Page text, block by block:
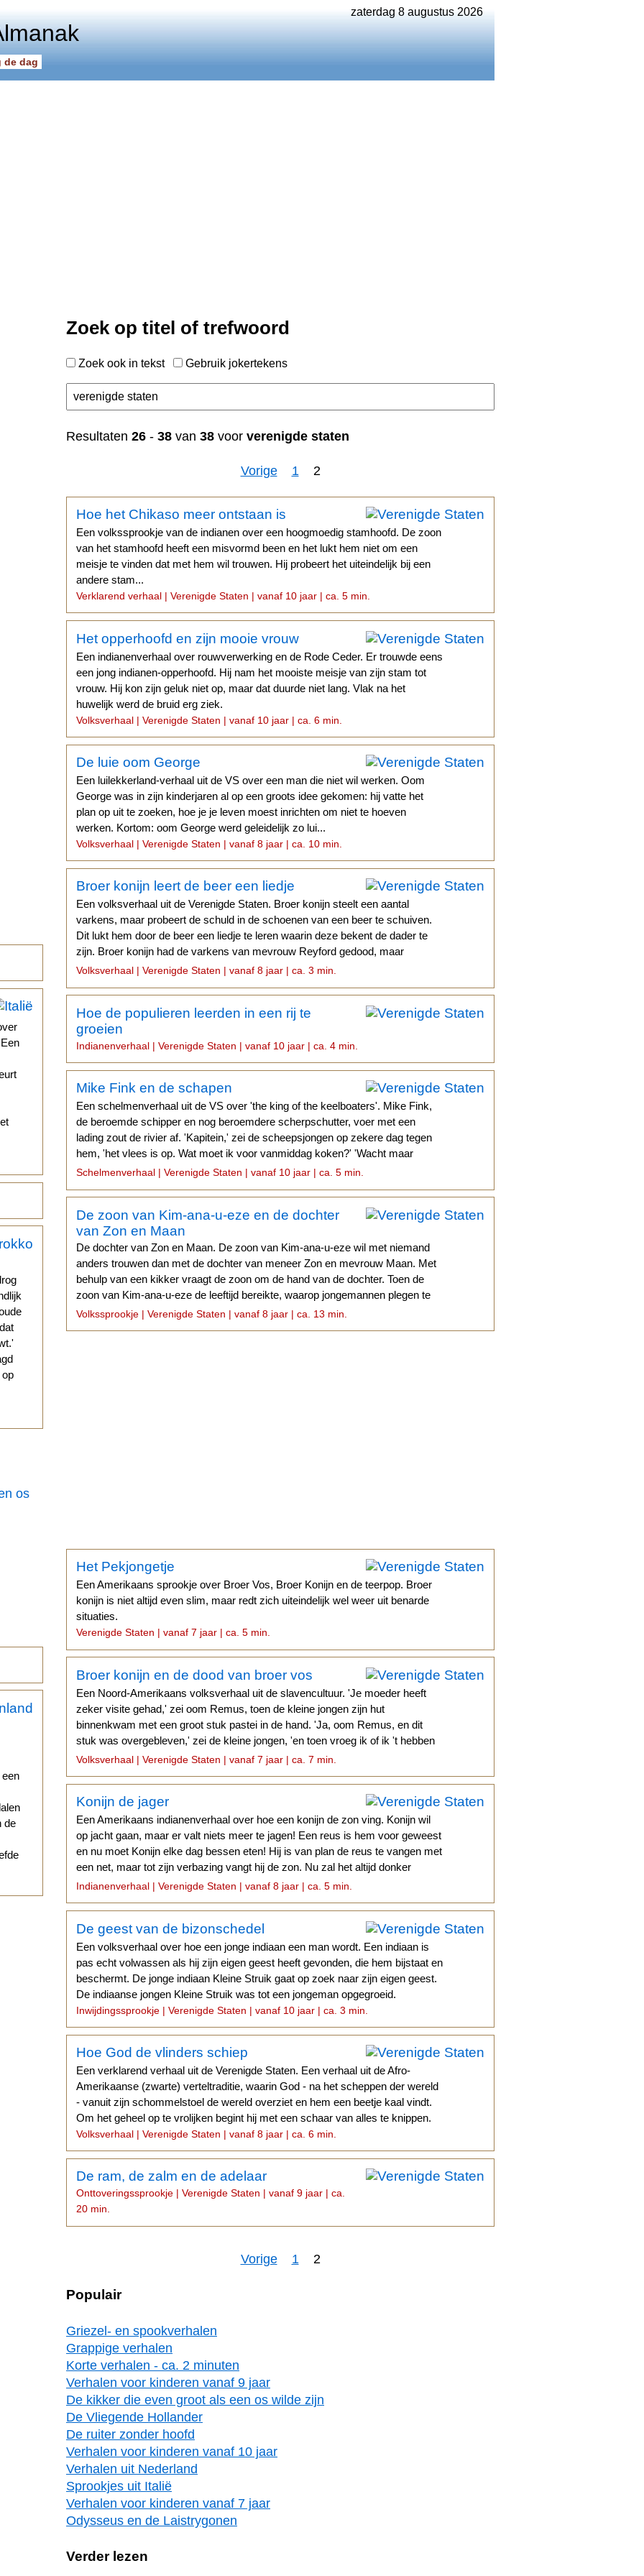
zaterdag 8 augustus 2026
de dag
op
os
de
Zoek op titel of trefwoord
Zoek ook in tekst Gebruik jokertekens
Resultaten 26 - 38 van 38 voor verenigde staten
Vorige 1 2
Hoe het Chikaso meer ontstaan is
Een volkssprookje van de indianen over een hoogmoedig stamhoofd. De zoon
van het stamhoofd heeft een misvormd been en het lukt hem niet om een
meisje te vinden dat met hem wil trouwen. Hij probeert het uiteindelijk bij een
andere stam...
Verklarend verhaal | Verenigde Staten | vanaf 10 jaar | ca. 5 min.
Het opperhoofd en zijn mooie vrouw
Een indianenverhaal over rouwverwerking en de Rode Ceder. Er trouwde eens
een jong indianen-opperhoofd. Hij nam het mooiste meisje van zijn stam tot
vrouw. Hij kon zijn geluk niet op, maar dat duurde niet lang. Vlak na het
huwelijk werd de bruid erg ziek.
Volksverhaal | Verenigde Staten | vanaf 10 jaar | ca. 6 min.
De luie oom George
Een luilekkerland-verhaal uit de VS over een man die niet wil werken. Oom
George was in zijn kinderjaren al op een groots idee gekomen: hij vatte het
plan op uit te zoeken, hoe je je leven moest inrichten om niet te hoeven
werken. Kortom: oom George werd geleidelijk zo lui...
Volksverhaal | Verenigde Staten | vanaf 8 jaar | ca. 10 min.
Broer konijn leert de beer een liedje
Een volksverhaal uit de Verenigde Staten. Broer konijn steelt een aantal
varkens, maar probeert de schuld in de schoenen van een beer te schuiven.
Dit lukt hem door de beer een liedje te leren waarin deze bekent de dader te
zijn. Broer konijn had de varkens van mevrouw Reyford gedood, maar
mevrouw Reyford wist niet...
Volksverhaal | Verenigde Staten | vanaf 8 jaar | ca. 3 min.
Hoe de populieren leerden in een rij te
groeien
Indianenverhaal | Verenigde Staten | vanaf 10 jaar | ca. 4 min.
Mike Fink en de schapen
Een schelmenverhaal uit de VS over 'the king of the keelboaters'. Mike Fink,
de beroemde schipper en nog beroemdere scherpschutter, voer met een
lading zout de rivier af. 'Kapitein,' zei de scheepsjongen op zekere dag tegen
hem, 'het vlees is op. Wat moet ik voor vanmiddag koken?' 'Wacht maar
eventjes...
Schelmenverhaal | Verenigde Staten | vanaf 10 jaar | ca. 5 min.
De zoon van Kim-ana-u-eze en de dochter
van Zon en Maan
De dochter van Zon en Maan. De zoon van Kim-ana-u-eze wil met niemand
anders trouwen dan met de dochter van meneer Zon en mevrouw Maan. Met
behulp van een kikker vraagt de zoon om de hand van de dochter. Toen de
zoon van Kim-ana-u-eze de leeftijd bereikte, waarop jongemannen plegen te
trouwen...
Volkssprookje | Verenigde Staten | vanaf 8 jaar | ca. 13 min.
Het Pekjongetje
Een Amerikaans sprookje over Broer Vos, Broer Konijn en de teerpop. Broer
konijn is niet altijd even slim, maar redt zich uiteindelijk wel weer uit benarde
situaties.
Verenigde Staten | vanaf 7 jaar | ca. 5 min.
Broer konijn en de dood van broer vos
Een Noord-Amerikaans volksverhaal uit de slavencultuur. 'Je moeder heeft
zeker visite gehad,' zei oom Remus, toen de kleine jongen zijn hut
binnenkwam met een groot stuk pastei in de hand. 'Ja, oom Remus, en dit
stuk was overgebleven,' zei de kleine jongen, 'en toen vroeg ik of ik 't hebben
mocht voor oom Remus.
Volksverhaal | Verenigde Staten | vanaf 7 jaar | ca. 7 min.
Konijn de jager
Een Amerikaans indianenverhaal over hoe een konijn de zon ving. Konijn wil
op jacht gaan, maar er valt niets meer te jagen! Een reus is hem voor geweest
en nu moet Konijn elke dag bessen eten! Hij is van plan de reus te vangen met
een net, maar tot zijn verbazing vangt hij de zon. Nu zal het altijd donker
blijven!
Indianenverhaal | Verenigde Staten | vanaf 8 jaar | ca. 5 min.
De geest van de bizonschedel
Een volksverhaal over hoe een jonge indiaan een man wordt. Een indiaan is
pas echt volwassen als hij zijn eigen geest heeft gevonden, die hem bijstaat en
beschermt. De jonge indiaan Kleine Struik gaat op zoek naar zijn eigen geest.
De indiaanse jongen Kleine Struik was tot een jongeman opgegroeid.
Inwijdingssprookje | Verenigde Staten | vanaf 10 jaar | ca. 3 min.
Hoe God de vlinders schiep
Een verklarend verhaal uit de Verenigde Staten. Een verhaal uit de Afro-
Amerikaanse (zwarte) verteltraditie, waarin God - na het scheppen der wereld
- vanuit zijn schommelstoel de wereld overziet en hem een beetje kaal vindt.
Om het geheel op te vrolijken begint hij met een schaar van alles te knippen.
Volksverhaal | Verenigde Staten | vanaf 8 jaar | ca. 6 min.
De ram, de zalm en de adelaar
Onttoveringssprookje | Verenigde Staten | vanaf 9 jaar | ca.
20 min.
Vorige 12
Populair
Griezel- en spookverhalen
Grappige verhalen
Korte verhalen - ca. 2 minuten
Verhalen voor kinderen vanaf 9 jaar
De kikker die even groot als een os wilde zijn
De Vliegende Hollander
De ruiter zonder hoofd
Verhalen voor kinderen vanaf 10 jaar
Verhalen uit Nederland
Sprookjes uit Italië
Verhalen voor kinderen vanaf 7 jaar
Odysseus en de Laistrygonen
Verder lezen